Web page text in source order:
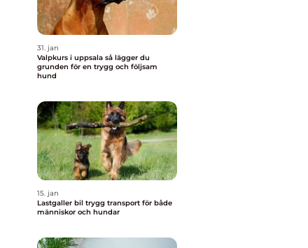
31. jan
Valpkurs i uppsala så lägger du
grunden för en trygg och följsam
hund
15. jan
Lastgaller bil trygg transport för både
människor och hundar